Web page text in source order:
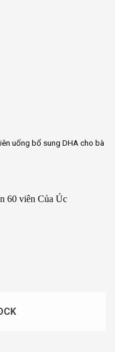
uống bổ sung DHA cho bà